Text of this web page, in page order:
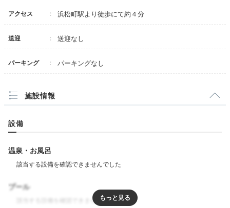
アクセス 浜松町駅より徒歩にて約４分
送迎 送迎なし
パーキング パーキングなし
施設情報
設備
温泉・お風呂
プール